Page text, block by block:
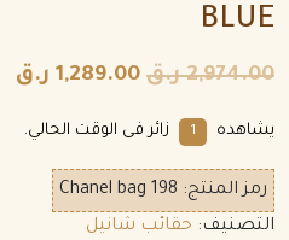
BLUE
2,974.00 ر.ق 1,289.00 ر.ق
يشاهده 1 زائر فى الوقت الحالي.
رمز المنتج: Chanel bag 198
التصنيف: حقائب شانيل